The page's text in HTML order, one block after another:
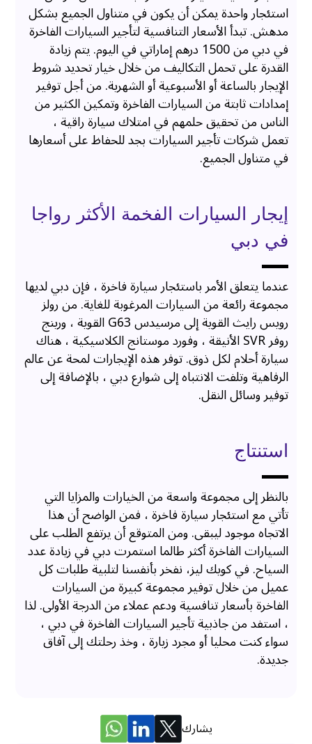
استئجار واحدة يمكن أن يكون في متناول الجميع بشكل
مدهش. تبدأ الأسعار التنافسية لتأجير السيارات الفاخرة
في دبي من 1500 درهم إماراتي في اليوم. يتم زيادة
القدرة على تحمل التكاليف من خلال خيار تحديد شروط
الإيجار بالساعة أو الأسبوعية أو الشهرية. من أجل توفير
إمدادات ثابتة من السيارات الفاخرة وتمكين الكثير من
الناس من تحقيق حلمهم في امتلاك سيارة راقية ،
تعمل شركات تأجير السيارات بجد للحفاظ على أسعارها
في متناول الجميع.
إيجار السيارات الفخمة الأكثر رواجا
في دبي
عندما يتعلق الأمر باستئجار سيارة فاخرة ، فإن دبي لديها
مجموعة رائعة من السيارات المرغوبة للغاية. من رولز
رويس رايث القوية إلى مرسيدس G63 القوية ، ورينج
روفر SVR الأنيقة ، وفورد موستانج الكلاسيكية ، هناك
سيارة أحلام لكل ذوق. توفر هذه الإيجارات لمحة عن عالم
الرفاهية وتلفت الانتباه إلى شوارع دبي ، بالإضافة إلى
توفير وسائل النقل.
استنتاج
بالنظر إلى مجموعة واسعة من الخيارات والمزايا التي
تأتي مع استئجار سيارة فاخرة ، فمن الواضح أن هذا
الاتجاه موجود ليبقى. ومن المتوقع أن يرتفع الطلب على
السيارات الفاخرة أكثر طالما استمرت دبي في زيادة عدد
السياح. في كويك ليز، نفخر بأنفسنا لتلبية طلبات كل
عميل من خلال توفير مجموعة كبيرة من السيارات
الفاخرة بأسعار تنافسية ودعم عملاء من الدرجة الأولى. لذا
، استفد من جاذبية تأجير السيارات الفاخرة في دبي ،
سواء كنت محليا أو مجرد زيارة ، وخذ رحلتك إلى آفاق
جديدة.
يشارك